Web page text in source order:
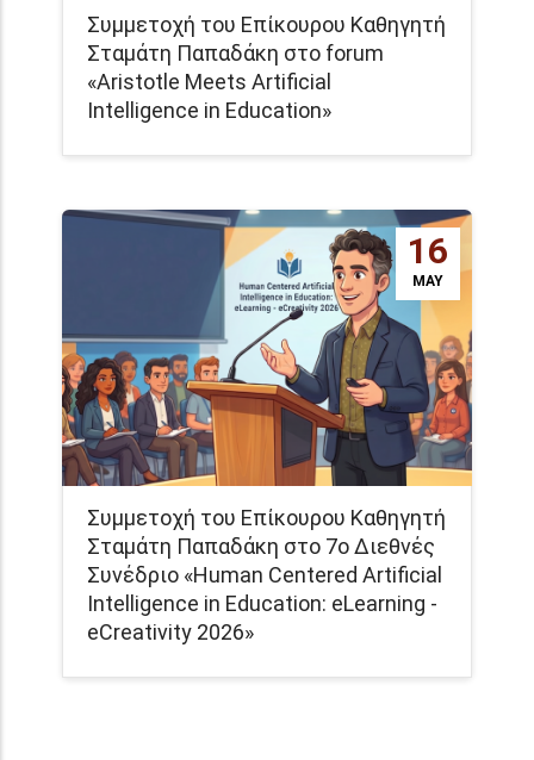
Συμμετοχή του Επίκουρου Καθηγητή
Σταμάτη Παπαδάκη στο forum
«Aristotle Meets Artificial
Intelligence in Education»
16
MAY
Συμμετοχή του Επίκουρου Καθηγητή
Σταμάτη Παπαδάκη στο 7ο Διεθνές
Συνέδριο «Human Centered Artificial
Intelligence in Education: eLearning -
eCreativity 2026»